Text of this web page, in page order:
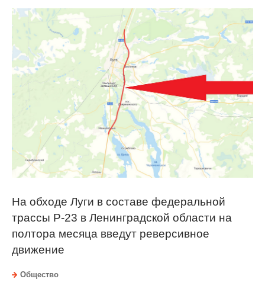
На обходе Луги в составе федеральной
трассы Р-23 в Ленинградской области на
полтора месяца введут реверсивное
движение
Общество